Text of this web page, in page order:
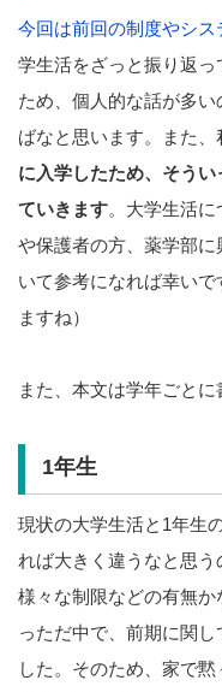
今回は前回の制度やシ
学生活をざっと振り返
ため、個人的な話が多
ばなと思います。また、
に入学したため、そう
ていきます。大学生活
や保護者の方、薬学部
いて参考になれば幸い
ますね）
また、本文は学年ごとに
1年生
現状の大学生活と1年生
れば大きく違うなと思
様々な制限などの有無
っただ中で、前期に関
した。そのため、家で